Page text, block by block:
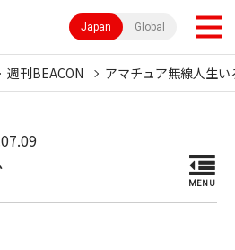
Japan Global
週刊BEACON アマチュア無線人生い
MENU